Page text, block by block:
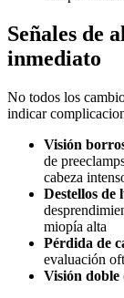
Señales de
inmediato
No todos los
indicar
Visión
de
cabeza
Destellos de
miopía alta
Pérdida de
evaluación
Visión